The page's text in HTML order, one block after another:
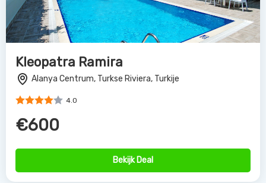
Kleopatra Ramira
Alanya Centrum, Turkse Riviera, Turkije
4.0
€600
Bekijk Deal